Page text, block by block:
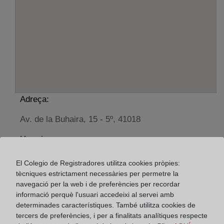
Adreça:
Av. de la Buhaira, 15 - 5º, 41018
Horario:
De lunes a viernes de 09:00 a 17:00 horas
Agosto: De lunes a viernes de 09:00 a 14:00 horas
Los días 24 y 31 de diciembre de 09:00 a 14:00
horas
El Colegio de Registradores utilitza cookies pròpies:
tècniques estrictament necessàries per permetre la
navegació per la web i de preferències per recordar
informació perquè l'usuari accedeixi al servei amb
determinades característiques. També utilitza cookies de
tercers de preferències, i per a finalitats analítiques respecte